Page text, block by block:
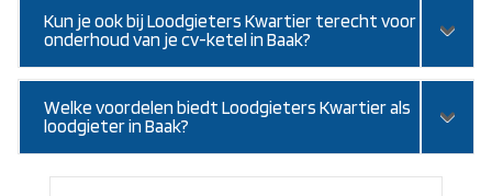
Kun je ook bij Loodgieters Kwartier terecht voor
onderhoud van je cv-ketel in Baak?
Welke voordelen biedt Loodgieters Kwartier als
loodgieter in Baak?